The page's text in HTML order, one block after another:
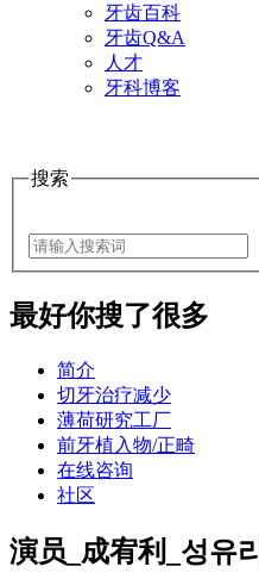
牙齿百科
牙齿Q&A
人才
牙科博客
搜索
最好你搜了很多
简介
切牙治疗减少
薄荷研究工厂
前牙植入物/正畸
在线咨询
社区
演员_成宥利_성유리